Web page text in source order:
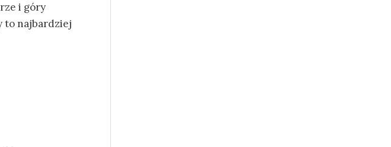
i góry
to najbardziej